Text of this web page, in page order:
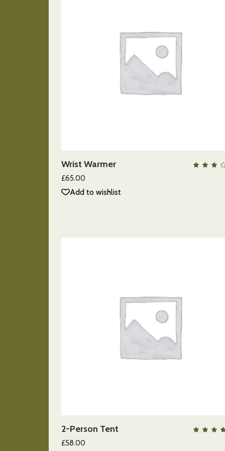
Wrist Warmer
£65.00
Add to wishlist
2-Person Tent
£58.00